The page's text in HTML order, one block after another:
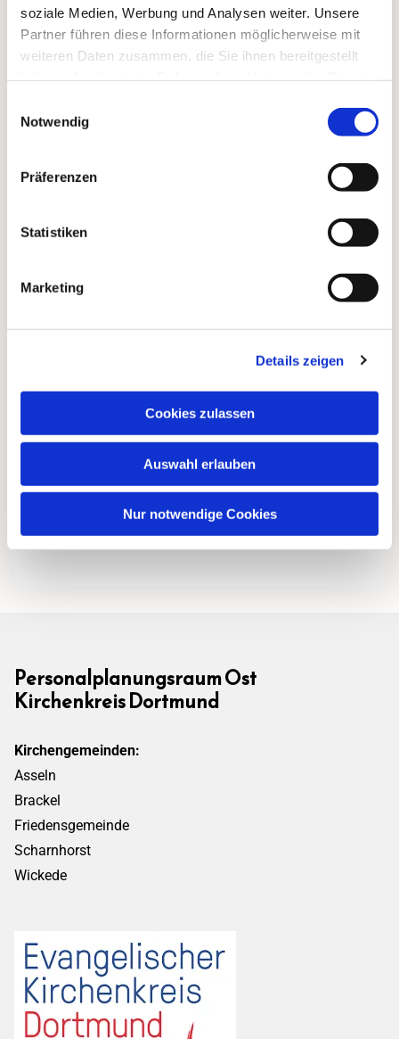
soziale Medien, Werbung und Analysen weiter. Unsere
Partner führen diese Informationen möglicherweise mit
weiteren Daten zusammen, die Sie ihnen bereitgestellt
Notwendig
Präferenzen
Statistiken
Marketing
Details zeigen
Cookies zulassen
Auswahl erlauben
Nur notwendige Cookies
Personalplanungsraum Ost
Kirchenkreis Dortmund
Kirchengemeinden:
Asseln
Brackel
Friedensgemeinde
Scharnhorst
Wickede